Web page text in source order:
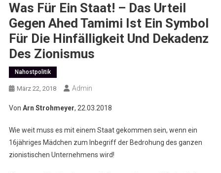
Was Für Ein Staat! – Das Urteil
Gegen Ahed Tamimi Ist Ein Symbol
Für Die Hinfälligkeit Und Dekadenz
Des Zionismus
Nahostpolitik
März 22, 2018 Admin
Von Arn Strohmeyer, 22.03.2018
Wie weit muss es mit einem Staat gekommen sein, wenn ein
16jähriges Mädchen zum Inbegriff der Bedrohung des ganzen
zionistischen Unternehmens wird!